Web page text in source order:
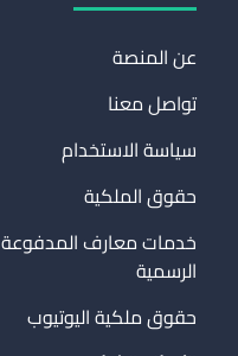
عن المنصة
تواصل معنا
سياسة الاستخدام
حقوق الملكية
خدمات معارف المدفوعة
الرسمية
حقوق ملكية اليوتيوب